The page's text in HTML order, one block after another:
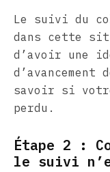
Le suivi du
dans cette
d’avoir une
savoir si
perdu.
Étape 2 :
le suivi